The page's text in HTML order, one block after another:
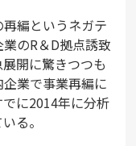
編というネガテ
のR＆D拠点誘致
開に驚きつつも
業で事業再編に
に2014年に分析
る。